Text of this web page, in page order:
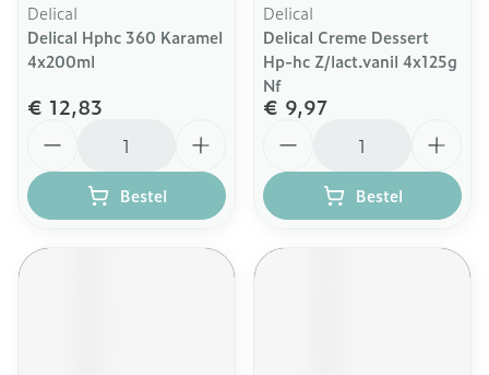
Delical
Delical Hphc 360 Karamel
4x200ml
€ 12,83
Bestel
Delical
Delical Creme Dessert
Hp-hc Z/lact.vanil 4x125g
Nf
€ 9,97
Bestel